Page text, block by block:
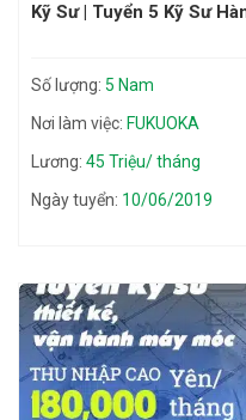
Kỹ Sư | Tuyển 5 Kỹ Sư
Số lượng: 5 Nam
Nơi làm việc: FUKUOKA
Lương: 45 Triệu/ tháng
Ngày tuyển: 10/06/2019